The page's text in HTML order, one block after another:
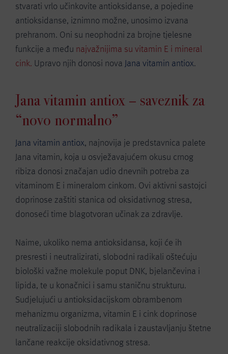
stvarati vrlo učinkovite antioksidanse, a pojedine
antioksidanse, iznimno možne, unosimo izvana
prehranom. Oni su neophodni za brojne tjelesne
funkcije a među najvažnijima su vitamin E i mineral
cink. Upravo njih donosi nova Jana vitamin antiox.
Jana vitamin antiox – saveznik za
“novo normalno”
Jana vitamin antiox, najnovija je predstavnica palete
Jana vitamin, koja u osvježavajućem okusu crnog
ribiza donosi značajan udio dnevnih potreba za
vitaminom E i mineralom cinkom. Ovi aktivni sastojci
doprinose zaštiti stanica od oksidativnog stresa,
donoseći time blagotvoran učinak za zdravlje.
Naime, ukoliko nema antioksidansa, koji će ih
presresti i neutralizirati, slobodni radikali oštećuju
biološki važne molekule poput DNK, bjelančevina i
lipida, te u konačnici i samu staničnu strukturu.
Sudjelujući u antioksidacijskom obrambenom
mehanizmu organizma, vitamin E i cink doprinose
neutralizaciji slobodnih radikala i zaustavljanju štetne
lančane reakcije oksidativnog stresa.